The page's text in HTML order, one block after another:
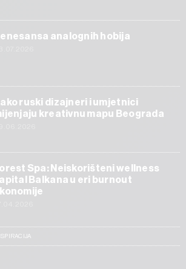
analognih hobija
ruski dizajneri i umjetnici
kreativnu mapu Beograda
Spa: Neiskorišteni wellness
Balkana u eri burnout